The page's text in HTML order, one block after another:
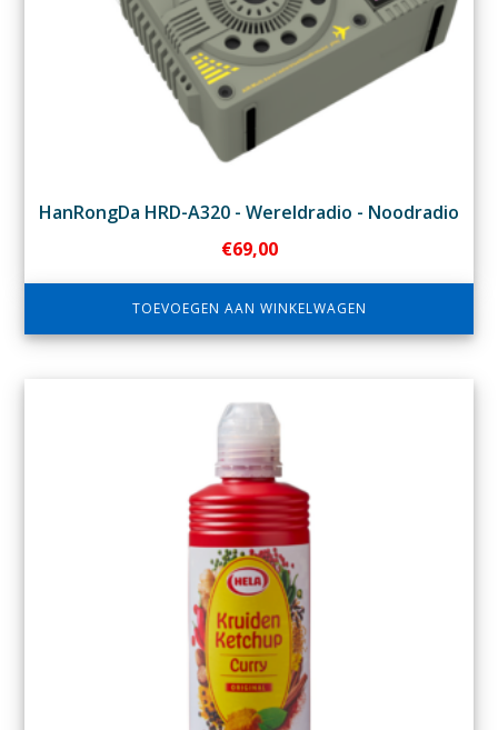
HanRongDa HRD-A320 - Wereldradio - Noodradio
€69,00
TOEVOEGEN AAN WINKELWAGEN